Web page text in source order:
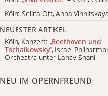
Köln: Selina Ott, Anna Vinnitskaya
NEUESTER ARTIKEL
Köln, Konzert: „Beethoven und
Tschaikowsky“, Israel
Orchestra unter Lahav Shani
NEU IM OPERNFREUND